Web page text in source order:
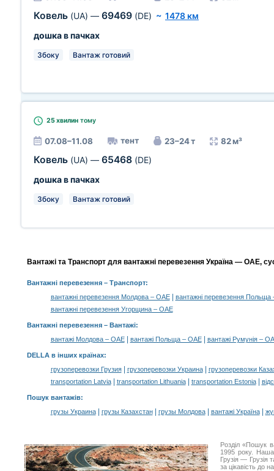
Ковель (UA) — 69469 (DE) ~ 1478 км
дошка в пачках
Збоку Вантаж готовий
25 хвилин тому
07.08–11.08 тент 23–24 т 82 м³
Ковель (UA) — 65468 (DE)
дошка в пачках
Збоку Вантаж готовий
Вантажі та Транспорт для вантажні перевезення Україна — ОАЕ,
Вантажні перевезення– Транспорт:
вантажні перевезення Молдова – ОАЕ|
вантажні перевезення
вантажні перевезення Угорщина – ОАЕ
Вантажні перевезення – Вантажі:
вантажі Молдова – ОАЕ| вантажі Польща – ОАЕ| вантажі Румунія –
DELLA в інших країнах:
грузоперевозки Грузия| грузоперевозки Украина|
грузоперевозки
transportation Latvia| transportation Lithuania| transportation Estonia|
Пошук вантажів:
грузы Украина| грузы Казахстан| грузы Молдова| вантажі Україна|
Розділ «Пошук
1995 року. Наша
Грузія — Грузія
за цікавість до